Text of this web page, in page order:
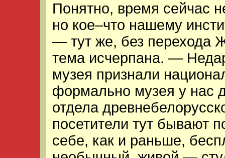
Понятно, время сейчас
но кое–что нашему
— тут же, без перехода
тема исчерпана. —
музея признали
формально музея у нас
отдела
посетители тут бывают
себе, как и раньше,